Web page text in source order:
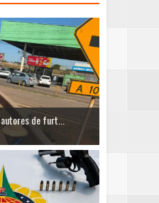
autores de furt...